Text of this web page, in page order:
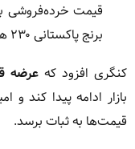
برنج پاکستانی ۲۳۰ هزار تومان
کنگری افزود که عرضه
بازار ادامه پیدا کند و
قیمت‌ها به ثبات برسد.